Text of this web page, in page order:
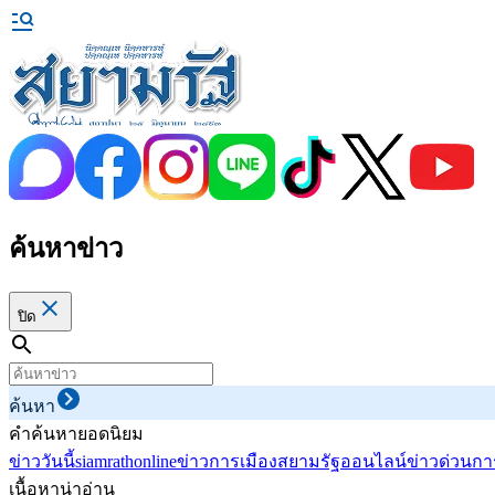
ค้นหาข่าว
ปิด
ค้นหา
คำค้นหายอดนิยม
ข่าววันนี้siamrathonlineข่าวการเมืองสยามรัฐออนไลน์ข่าวด่วนก
เนื้อหาน่าอ่าน